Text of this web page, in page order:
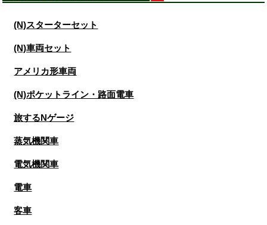
(N)スターターセット
(N)車両セット
アメリカ形車両
(N)ポケットライン・路面電車
旅するNゲージ
蒸気機関車
電気機関車
電車
客車